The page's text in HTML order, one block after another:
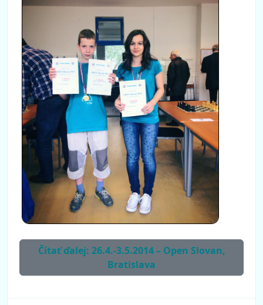
Čítať ďalej: 26.4.-3.5.2014 – Open Slovan,
Bratislava